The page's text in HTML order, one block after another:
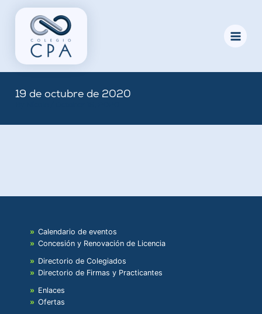
19 de octubre de 2020
Calendario de eventos
Concesión y Renovación de Licencia
Directorio de Colegiados
Directorio de Firmas y Practicantes
Enlaces
Ofertas